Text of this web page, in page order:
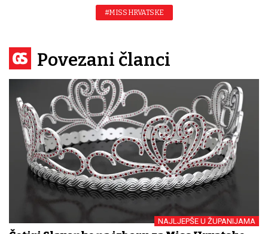
#MISS HRVATSKE
Povezani članci
NAJLJEPŠE U ŽUPANIJAMA